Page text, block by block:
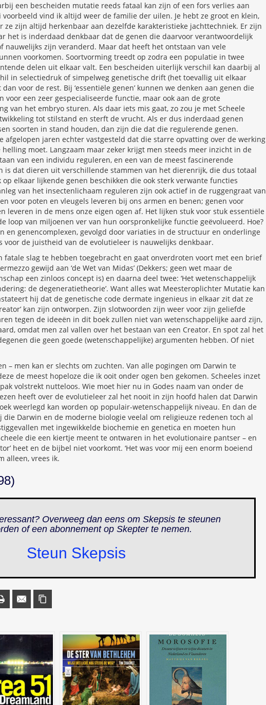
een bescheiden mutatie reeds fataal kan zijn of een fors verlies aan
voorbeeld vind ik altijd weer de familie der uilen. Je hebt ze groot en klein,
ze zijn altijd herkenbaar aan dezelfde karakteristieke jachttechniek. Er zijn
het is inderdaad denkbaar dat de genen die daarvoor verantwoordelijk
nauwelijks zijn veranderd. Maar dat heeft het ontstaan van vele
voorkomen. Soortvorming treedt op zodra een populatie in twee
delen uit elkaar valt. Een bescheiden uiterlijk verschil kan daarbij al
in selectiedruk of simpelweg genetische drift (het toevallig uit elkaar
voor de rest. Bij ‘essentiële genen’ kunnen we denken aan genen die
voor een zeer gespecialiseerde functie, maar ook aan de grote
van het embryo sturen. Als daar iets mis gaat, zo zou je met Scheele
tot stilstand en sterft de vrucht. Als er dus inderdaad genen
soorten in stand houden, dan zijn die dat die regulerende genen.
afgelopen jaren echter vastgesteld dat die starre opvatting over de werking
moet. Langzaam maar zeker krijgt men steeds meer inzicht in de
van een individu reguleren, en een van de meest fascinerende
is dat dieren uit verschillende stammen van het dierenrijk, die dus totaal
elkaar lijkende genen beschikken die ook sterk verwante functies
van het insectenlichaam reguleren zijn ook actief in de ruggengraat van
voor poten en vleugels leveren bij ons armen en benen; genen voor
leveren in de mens onze eigen ogen af. Het lijken stuk voor stuk essentiële
loop van miljoenen ver van hun oorspronkelijke functie geëvolueerd. Hoe?
en genencomplexen, gevolgd door variaties in de structuur en onderlinge
voor de juistheid van de evolutieleer is nauwelijks denkbaar.
fatale slag te hebben toegebracht en gaat onverdroten voort met een brief
gewijd aan ‘de Wet van Midas’ (Dekkers; geen wet maar de
een zinloos concept is) en daarna deel twee: ‘Het wetenschappelijk
de degeneratietheorie’. Want alles wat Meesteroplichter Mutatie kan
hij dat de genetische code dermate ingenieus in elkaar zit dat ze
kan zijn ontworpen. Zijn slotwoorden zijn weer voor zijn geliefde
tegen de ideeën in dit boek zullen niet van wetenschappelijke aard zijn,
omdat men zal vallen over het bestaan van een Creator. En spot zal het
die geen goede (wetenschappelijke) argumenten hebben. Of niet
– men kan er slechts om zuchten. Van alle pogingen om Darwin te
deze de meest hopeloze die ik ooit onder ogen ben gekomen. Scheeles inzet
volstrekt nutteloos. Wie moet hier nu in Godes naam van onder de
heeft over de evolutieleer zal het nooit in zijn hoofd halen dat Darwin
weerlegd kan worden op populair-wetenschappelijk niveau. En dan de
Darwin en de moderne biologie veelal om religieuze redenen toch al
met ingewikkelde biochemie en genetica en moeten hun
die een kiertje meent te ontwaren in het evolutionaire pantser – en
heet en de bijbel niet voorkomt. ‘Het was voor mij een enorm boeiend
alleen, vrees ik.
Overweeg dan eens om Skepsis te steunen
of een abonnement op Skepterte nemen.
Steun Skepsis